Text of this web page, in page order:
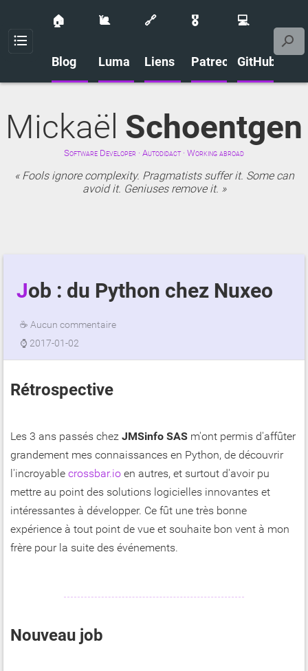
Menu
🏠
Blog
🐌
Luma
🔗
Liens
🎖️
Patreon
💻
GitHub
Mickaël Schoentgen
Software Developer · Autodidact · Working abroad
Fools ignore complexity. Pragmatists suffer it. Some can
avoid it. Geniuses remove it.
Job : du Python chez Nuxeo
☕ Aucun commentaire
⌚ 2017-01-02
Rétrospective
Les 3 ans passés chez JMSinfo SAS m'ont permis d'affûter
grandement mes connaissances en Python, de découvrir
l'incroyable crossbar.io en autres, et surtout d'avoir pu
mettre au point des solutions logicielles innovantes et
intéressantes à développer. Ce fût une très bonne
expérience à tout point de vue et souhaite bon vent à mon
frère pour la suite des événements.
Nouveau job